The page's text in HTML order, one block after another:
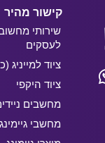
קישור מהיר
שירותי מחשוב
לעסקים
ציוד למייניג
ציוד היקפי
מחשבים
מחשבי גיימינג